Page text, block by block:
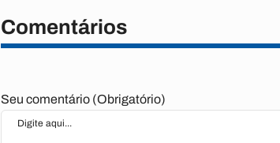
Comentários
Seu comentário (Obrigatório)